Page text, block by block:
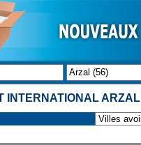
INTERNATIONAL ARZAL